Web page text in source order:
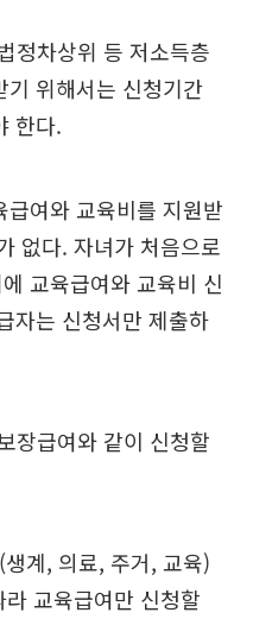
정차상위 등 저소득층
위해서는 신청기간
한다.
여와 교육비를 지원받
없다. 자녀가 처음으로
교육급여와 교육비 신
자는 신청서만 제출하
장급여와 같이 신청할
계, 의료, 주거, 교육)
교육급여만 신청할